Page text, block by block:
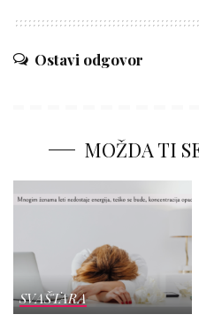
Ostavi odgovor
MOŽDA TI
SVAŠTARA